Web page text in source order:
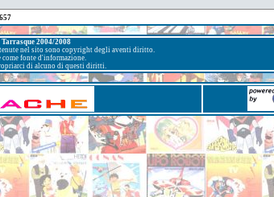
2004/2008
nel sito sono copyright degli aventi diritto.
fonte d'informazione.
di alcuno di questi diritti.